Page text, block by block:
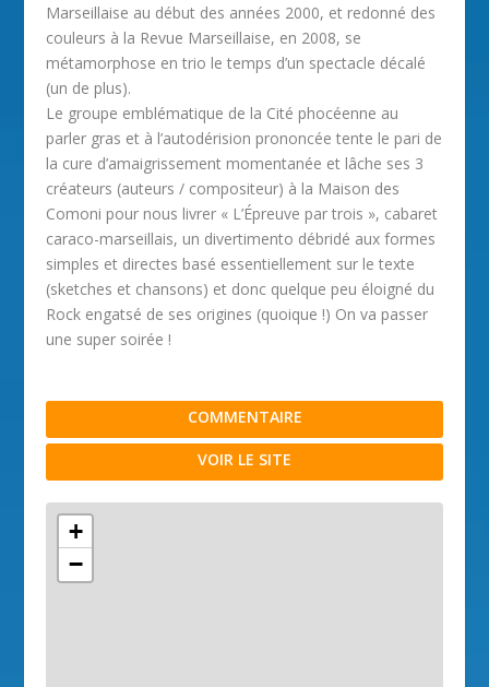
Marseillaise au début des années 2000, et redonné des
couleurs à la Revue Marseillaise, en 2008, se
métamorphose en trio le temps d’un spectacle décalé
(un de plus).
Le groupe emblématique de la Cité phocéenne au
parler gras et à l’autodérision prononcée tente le pari de
la cure d’amaigrissement momentanée et lâche ses 3
créateurs (auteurs / compositeur) à la Maison des
Comoni pour nous livrer « L’Épreuve par trois », cabaret
caraco-marseillais, un divertimento débridé aux formes
simples et directes basé essentiellement sur le texte
(sketches et chansons) et donc quelque peu éloigné du
Rock engatsé de ses origines (quoique !) On va passer
une super soirée !
COMMENTAIRE
VOIR LE SITE
+
−